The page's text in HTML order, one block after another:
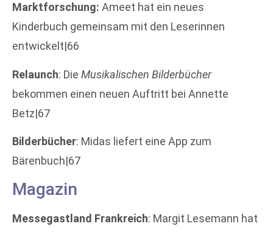
Marktforschung: Ameet hat ein neues
Kinderbuch gemeinsam mit den Leserinnen
entwickelt|66
Relaunch: Die Musikalischen Bilderbücher
bekommen einen neuen Auftritt bei Annette
Betz|67
Bilderbücher: Midas liefert eine App zum
Bärenbuch|67
Magazin
Messegastland Frankreich: Margit Lesemann hat